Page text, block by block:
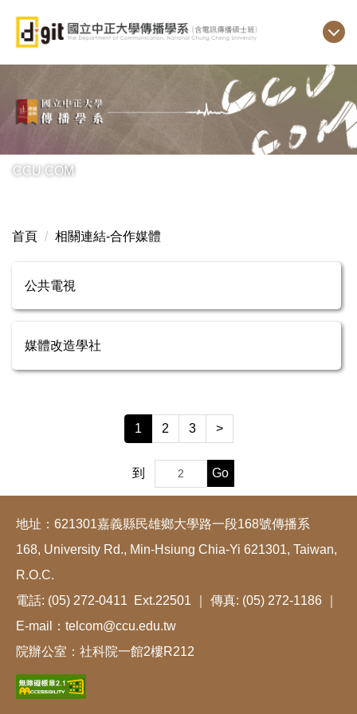
主
區
CCU COM
首頁 相關連結-合作媒體
公共電視
媒體改造學社
1 2 3 >
到 Go
地址：621301嘉義縣民雄鄉大學路一段168號傳播系
168, University Rd., Min-Hsiung Chia-Yi 621301, Taiwan,
R.O.C.
電話: (05) 272-0411 Ext.22501 ｜ 傳真: (05) 272-1186 ｜
E-mail：telcom@ccu.edu.tw
院辦公室：社科院一館2樓R212